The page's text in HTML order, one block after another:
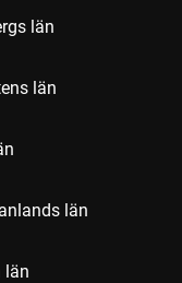
län
län
län
län